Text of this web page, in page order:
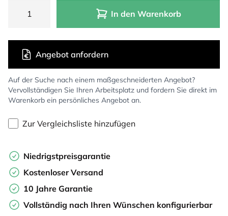
In den Warenkorb
Auf der Suche nach einem maßgeschneiderten Angebot?
Vervollständigen Sie Ihren Arbeitsplatz und fordern Sie direkt im
Warenkorb ein persönliches Angebot an.
Angebot anfordern
Zur Vergleichsliste hinzufügen
Niedrigstpreisgarantie
Kostenloser Versand
10 Jahre Garantie
Vollständig nach Ihren Wünschen konfigurierbar